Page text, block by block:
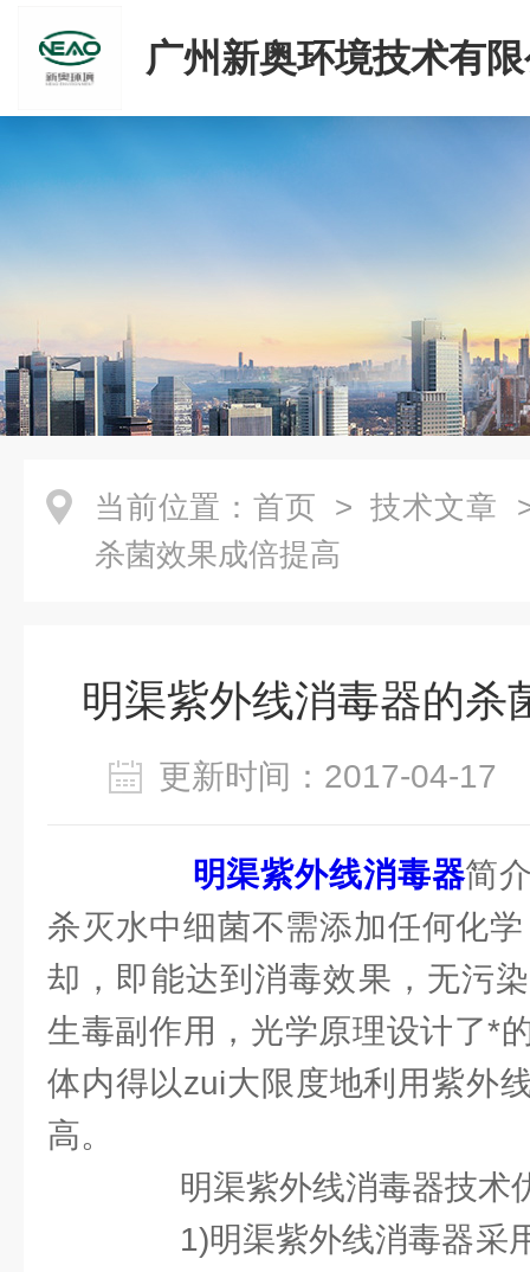
广州新奥环境技术有
当前位置： 首页 > 技术文章
杀菌效果成倍提高
明渠紫外线消毒器的杀
更新时间：2017-04-
明渠紫外线消毒器简
杀灭水中细菌不需添加任何化
却，即能达到消毒效果，无污
生毒副作用，光学原理设计了*
体内得以zui大限度地利用紫外
高。
明渠紫外线消毒器技术
1)明渠紫外线消毒器采